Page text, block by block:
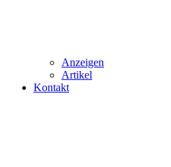
Anzeigen
Artikel
Kontakt